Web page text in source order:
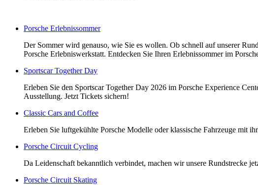
Porsche Erlebnissommer
Der Sommer wird genauso, wie Sie es wollen. Ob schnell auf unserer
Porsche Erlebniswerkstatt. Entdecken Sie Ihren Erlebnissommer im
Sportscar Together Day
Erleben Sie den Sportscar Together Day 2026 im Porsche Experience
Ausstellung. Jetzt Tickets sichern!
Classic Cars and Coffee
Erleben Sie luftgekühlte Porsche Modelle oder klassische Fahrzeuge mit
Porsche Circuit Cycling
Da Leidenschaft bekanntlich verbindet, machen wir unsere Rundstrecke
Porsche Circuit Skating